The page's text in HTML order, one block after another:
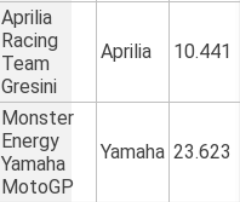
Aprilia
Racing
Team
Gresini
Aprilia 10.441
Monster
Energy
Yamaha
MotoGP
Yamaha 23.623